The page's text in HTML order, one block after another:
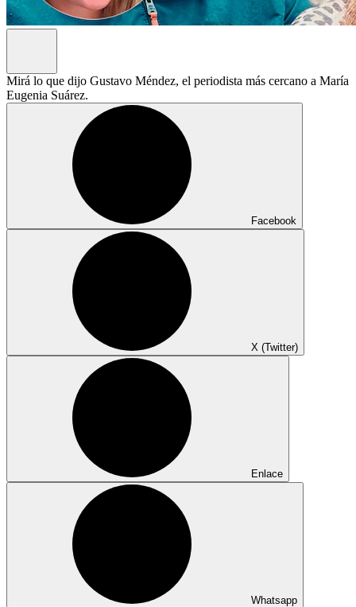
Mirá lo que dijo Gustavo Méndez, el periodista más cercano a María
Eugenia Suárez.
Facebook
X (Twitter)
Enlace
Whatsapp